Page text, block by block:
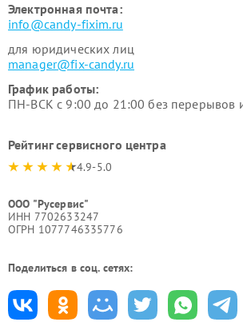
Электронная почта:
info@candy-fixim.ru
для юридических лиц
manager@fix-candy.ru
График работы:
ПН-ВСК с 9:00 до 21:00 без перерывов
Рейтинг сервисного центра
4.9-5.0
ООО "Русервис"
ИНН 7702633247
ОГРН 1077746335776
Поделиться в соц. сетях: